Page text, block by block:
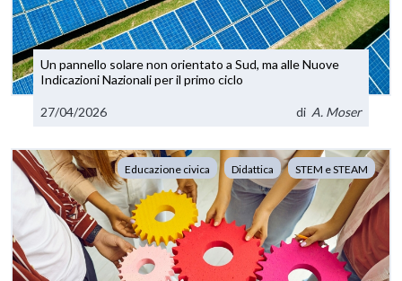
Un pannello solare non orientato a Sud, ma alle Nuove
Indicazioni Nazionali per il primo ciclo
27/04/2026 di A. Moser
Educazione civica Didattica STEM e STEAM